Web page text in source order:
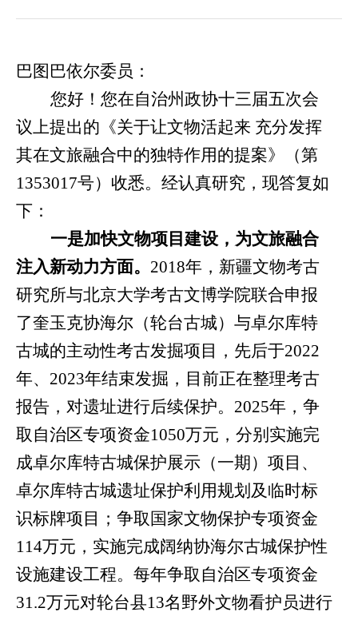
巴图巴依尔委员：
您好！您在自治州政协十三届五次会
议上提出的《关于让文物活起来 充分发挥
其在文旅融合中的独特作用的提案》（第
1353017号）收悉。经认真研究，现答复如
下：
一是加快文物项目建设，为文旅融合
注入新动力方面。 2018年，新疆文物考古
研究所与北京大学考古文博学院联合申报
了奎玉克协海尔（轮台古城）与卓尔库特
古城的主动性考古发掘项目，先后于2022
年、 2023年结束发掘，目前正在整理考古
报告，对遗址进行后续保护。 2025年，争
取自治区专项资金1050万元，分别实施完
成卓尔库特古城保护展示（一期）项目、
卓尔库特古城遗址保护利用规划及临时标
识标牌项目；争取国家文物保护专项资金
114万元，实施完成阔纳协海尔古城保护性
设施建设工程。每年争取自治区专项资金
31.2万元对轮台县13名野外文物看护员进行